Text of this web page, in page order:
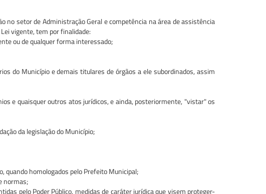
no setor de Administração Geral e competência na área de assistência
vigente, tem por finalidade:
ou de qualquer forma interessado;
do Município e demais titulares de órgãos a ele subordinados, assim
e quaisquer outros atos jurídicos, e ainda, posteriormente, "vistar" os
da legislação do Município;
quando homologados pelo Prefeito Municipal;
normas;
pelo Poder Público, medidas de caráter jurídica que visem proteger-